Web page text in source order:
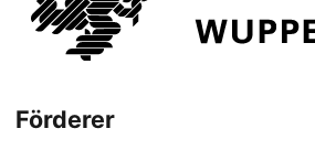
Förderer